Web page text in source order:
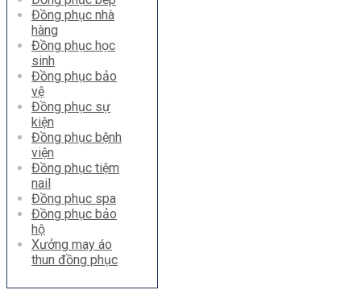
Đồng phục nhà
hàng
Đồng phục học
sinh
Đồng phục bảo
vệ
Đồng phục sự
kiện
Đồng phục bệnh
viện
Đồng phục tiệm
nail
Đồng phục spa
Đồng phục bảo
hộ
Xưởng may áo
thun đồng phục